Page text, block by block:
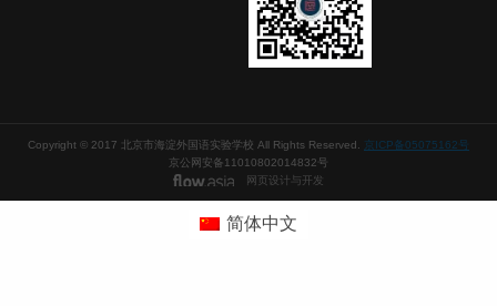
Copyright © 2017 北京市海淀外国语实验学校 All Rights Reserved. 京ICP备05075162号
京公网安备11010802014832号
网页设计与开发
简体中文